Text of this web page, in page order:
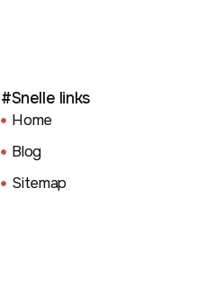
#Snelle links
Home
Blog
Sitemap